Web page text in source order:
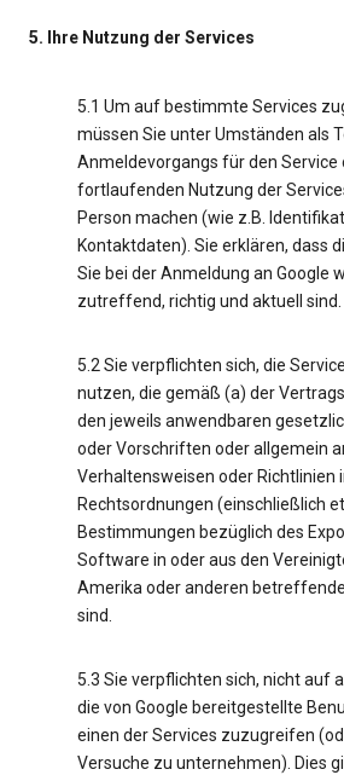
5. Ihre Nutzung der Services
5.1 Um auf bestimmte Services
müssen Sie unter Umständen als
Anmeldevorgangs für den Service
fortlaufenden Nutzung der
Person machen (wie z.B.
Kontaktdaten). Sie erklären, dass
Sie bei der Anmeldung an Google
zutreffend, richtig und aktuell sind.
5.2 Sie verpflichten sich, die
nutzen, die gemäß (a) der
den jeweils anwendbaren
oder Vorschriften oder allgemein
Verhaltensweisen oder
Rechtsordnungen (einschließlich
Bestimmungen bezüglich des
Software in oder aus den
Amerika oder anderen
sind.
5.3 Sie verpflichten sich, nicht auf
die von Google bereitgestellte
einen der Services zuzugreifen
Versuche zu unternehmen). Dies